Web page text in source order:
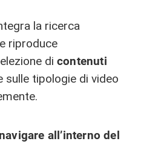
la ricerca
riproduce
di contenuti
sulle tipologie di video
navigare all’interno del